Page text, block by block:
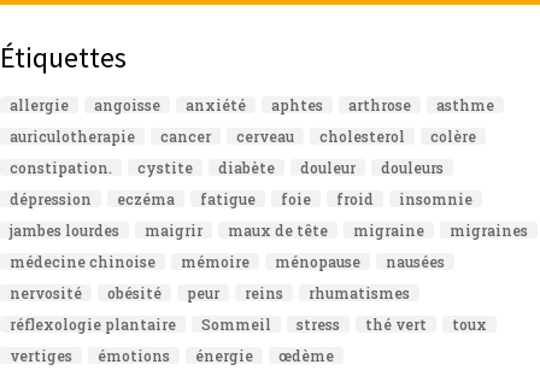
Étiquettes
allergie angoisse anxiété aphtes arthrose
asthme
auriculotherapie
cancer cerveau cholesterol
colère
constipation.
cystite diabète douleur
douleurs
dépression
eczéma fatigue foie froid
insomnie
jambes lourdes
maigrir maux de tête migraine
migraines
médecine chinoise
mémoire ménopause
nausées
nervosité
obésité peur reins
rhumatismes
réflexologie plantaire
Sommeil stress thé vert
toux
vertiges
émotions énergie œdème